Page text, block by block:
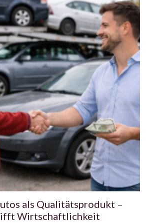
als Qualitätsprodukt –
Wirtschaftlichkeit